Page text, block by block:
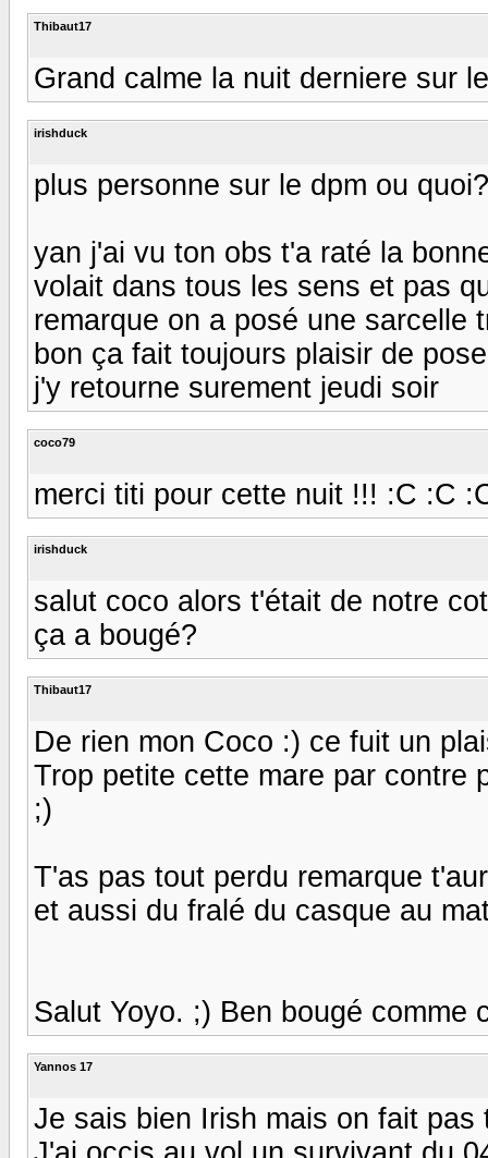
Thibaut17
Grand calme la nuit derniere sur
irishduck
plus personne sur le dpm ou
yan j'ai vu ton obs t'a raté la
volait dans tous les sens et pas
remarque on a posé une sarcelle
bon ça fait toujours plaisir de
j'y retourne surement jeudi soir
coco79
merci titi pour cette nuit !!! :C :C
irishduck
salut coco alors t'était de notre
ça a bougé?
Thibaut17
De rien mon Coco :) ce fuit un
Trop petite cette mare par contre
;)
T'as pas tout perdu remarque
et aussi du fralé du casque au
Salut Yoyo. ;) Ben bougé comme
Yannos 17
Je sais bien Irish mais on fait